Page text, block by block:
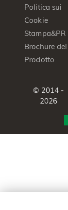
Politica sui
Cookie
Stampa&PR
Brochure del
Prodotto
© 2014 -
2026